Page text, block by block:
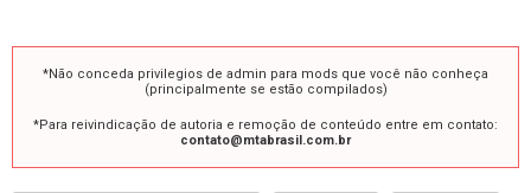
*Não conceda privilegios de admin para mods que você não conheça
(principalmente se estão compilados)
*Para reivindicação de autoria e remoção de conteúdo entre em contato:
contato@mtabrasil.com.br